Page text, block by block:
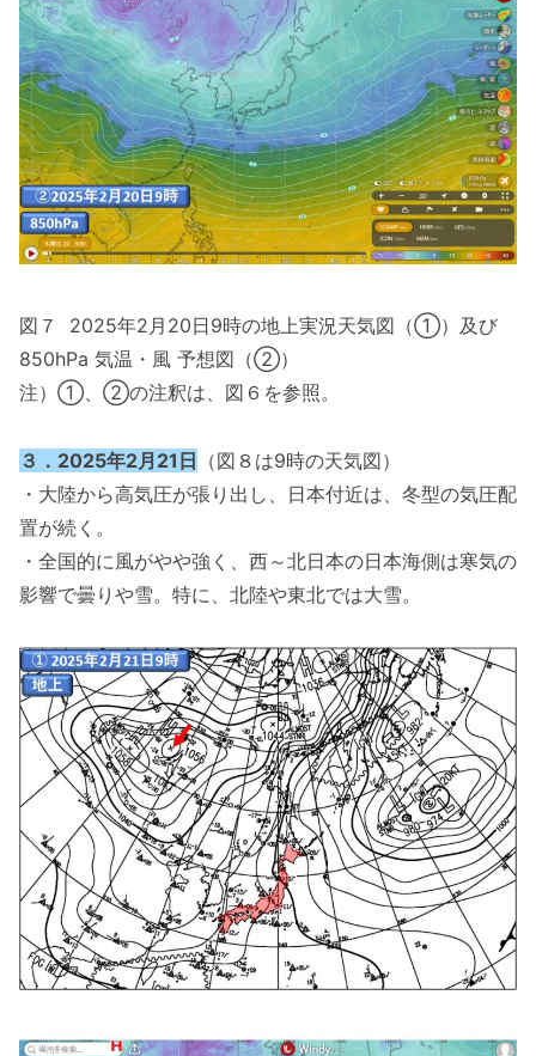
図７ 2025年2月20日9時の地上実況天気図（①）及び
850hPa 気温・風 予想図（②）
注）①、②の注釈は、図６を参照。
３．2025年2月21日 （図８は9時の天気図）
・大陸から高気圧が張り出し、日本付近は、冬型の気圧配
置が続く。
・全国的に風がやや強く、西～北日本の日本海側は寒気の
影響で曇りや雪。特に、北陸や東北では大雪。